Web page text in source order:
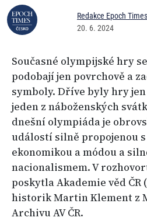
Redakce Epoch Times
20. 6. 2024
Současné olympijské hry
podobají jen povrchově a
symboly. Dříve byly hry
jeden z náboženských
dnešní olympiáda je
událostí silně propojenou
ekonomikou a módou a
nacionalismem. V
poskytla Akademie věd ČR
historik Martin Klement z
Archivu AV ČR.